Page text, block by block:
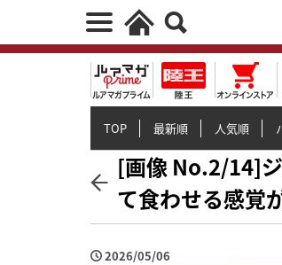
TOP 最新順 人気順
[画像 No.2/14]
て食わせる感覚
2026/05/06